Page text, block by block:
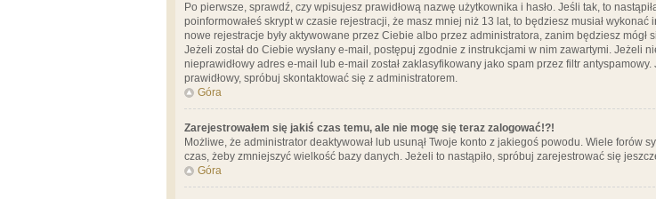
Po pierwsze, sprawdź, czy wpisujesz prawidłową nazwę użytkownika i hasło. Jeśli tak, to
poinformowałeś skrypt w czasie rejestracji, że masz mniej niż 13 lat, to będziesz musiał
nowe rejestracje były aktywowane przez Ciebie albo przez administratora, zanim będziesz
Jeżeli został do Ciebie wysłany e-mail, postępuj zgodnie z instrukcjami w nim zawartymi. Jeżeli
nieprawidłowy adres e-mail lub e-mail został zaklasyfikowany jako spam przez filtr
prawidłowy, spróbuj skontaktować się z administratorem.
Góra
Zarejestrowałem się jakiś czas temu, ale nie mogę się teraz zalogować!?!
Możliwe, że administrator deaktywował lub usunął Twoje konto z jakiegoś powodu. Wiele forów
czas, żeby zmniejszyć wielkość bazy danych. Jeżeli to nastąpiło, spróbuj zarejestrować się
Góra